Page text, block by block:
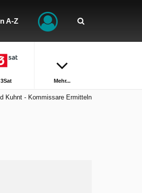
A-Z
3Sat Mehr...
Kuhnt - Kommissare Ermitteln